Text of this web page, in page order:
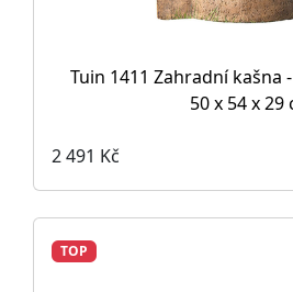
Tuin 1411 Zahradní kašna
50 x 54 x 29
2 491 Kč
TOP